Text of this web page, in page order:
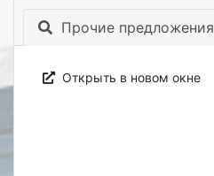
Прочие предложения
Открыть в новом окне